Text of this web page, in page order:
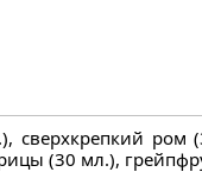
сверхкрепкий ром
(30 мл.),